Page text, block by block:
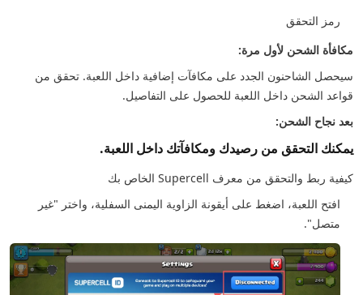
رمز التحقق
مكافأة الشحن لأول مرة:
سيحصل الشاحنون الجدد على مكافآت إضافية داخل اللعبة. تحقق من
قواعد الشحن داخل اللعبة للحصول على التفاصيل.
بعد نجاح الشحن:
يمكنك التحقق من رصيدك ومكافآتك داخل اللعبة.
كيفية ربط والتحقق من معرف Supercell الخاص بك
افتح اللعبة، اضغط على أيقونة الزاوية اليمنى السفلية، واختر "غير
متصل".